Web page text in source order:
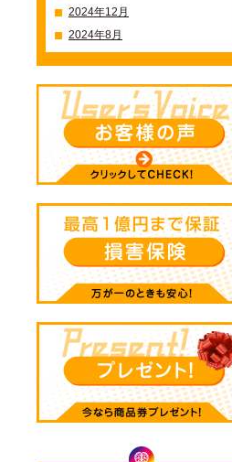
2024年12月
2024年8月